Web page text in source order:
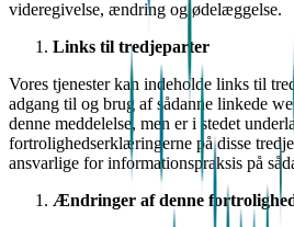
videregivelse, ændring og ødelæggelse.
Links til tredjeparter
Vores tjenester kan indeholde links til
adgang til og brug af sådanne linkede
denne meddelelse, men er i stedet
fortrolighedserklæringerne på disse
ansvarlige for informationspraksis på
Ændringer af denne